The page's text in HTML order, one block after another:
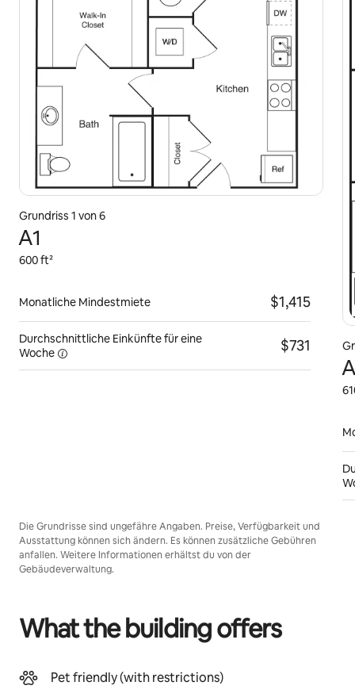
Grundriss 1 von 6
A1
600 ft²
Monatliche Mindestmiete $1,415
Durchschnittliche Einkünfte für eine
Woche
$731
Die Grundrisse sind ungefähre Angaben. Preise, Verfügbarkeit und
Ausstattung können sich ändern. Es können zusätzliche Gebühren
anfallen. Weitere Informationen erhältst du von der
Gebäudeverwaltung.
What the building offers
Pet friendly (with restrictions)